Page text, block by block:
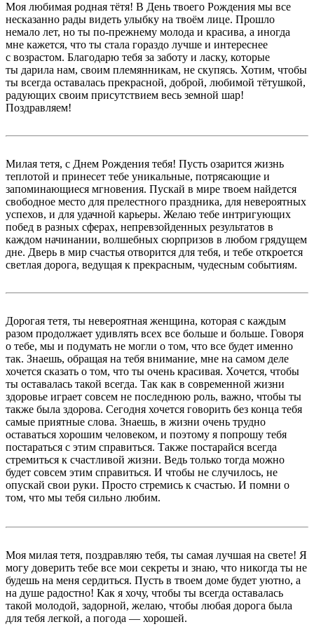
Моя любимая родная тётя! В День твоего Рождения мы все
несказанно рады видеть улыбку на твоём лице. Прошло
немало лет, но ты по-прежнему молода и красива, а иногда
мне кажется, что ты стала гораздо лучше и интереснее
с возрастом. Благодарю тебя за заботу и ласку, которые
ты дарила нам, своим племянникам, не скупясь. Хотим, чтобы
ты всегда оставалась прекрасной, доброй, любимой тётушкой,
радующих своим присутствием весь земной шар!
Поздравляем!
Милая тетя, с Днем Рождения тебя! Пусть озарится жизнь
теплотой и принесет тебе уникальные, потрясающие и
запоминающиеся мгновения. Пускай в мире твоем найдется
свободное место для прелестного праздника, для невероятных
успехов, и для удачной карьеры. Желаю тебе интригующих
побед в разных сферах, непревзойденных результатов в
каждом начинании, волшебных сюрпризов в любом грядущем
дне. Дверь в мир счастья отворится для тебя, и тебе откроется
светлая дорога, ведущая к прекрасным, чудесным событиям.
Дорогая тетя, ты невероятная женщина, которая с каждым
разом продолжает удивлять всех все больше и больше. Говоря
о тебе, мы и подумать не могли о том, что все будет именно
так. Знаешь, обращая на тебя внимание, мне на самом деле
хочется сказать о том, что ты очень красивая. Хочется, чтобы
ты оставалась такой всегда. Так как в современной жизни
здоровье играет совсем не последнюю роль, важно, чтобы ты
также была здорова. Сегодня хочется говорить без конца тебя
самые приятные слова. Знаешь, в жизни очень трудно
оставаться хорошим человеком, и поэтому я попрошу тебя
постараться с этим справиться. Также постарайся всегда
стремиться к счастливой жизни. Ведь только тогда можно
будет совсем этим справиться. И чтобы не случилось, не
опускай свои руки. Просто стремись к счастью. И помни о
том, что мы тебя сильно любим.
Моя милая тетя, поздравляю тебя, ты самая лучшая на свете! Я
могу доверить тебе все мои секреты и знаю, что никогда ты не
будешь на меня сердиться. Пусть в твоем доме будет уютно, а
на душе радостно! Как я хочу, чтобы ты всегда оставалась
такой молодой, задорной, желаю, чтобы любая дорога была
для тебя легкой, а погода — хорошей.